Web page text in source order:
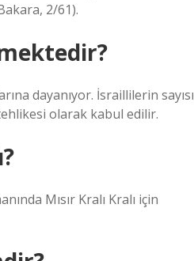
2/61).
dayanıyor. İsraillilerin sayısı
olarak kabul edilir.
Mısır Kralı Kralı için